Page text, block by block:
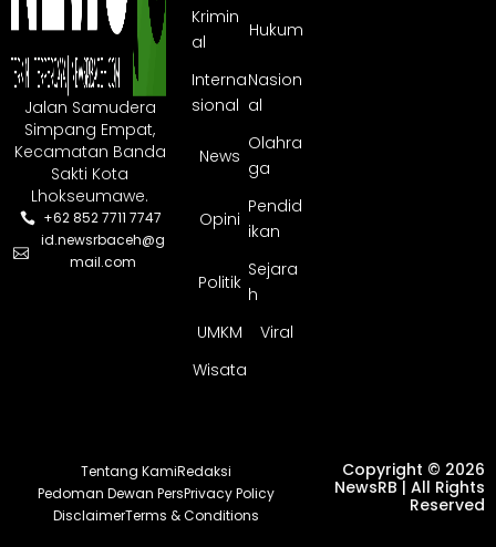
Jalan Samudera
Simpang Empat,
Kecamatan Banda
Sakti Kota
Lhokseumawe.
+62 852 7711 7747
id.newsrbaceh@g
mail.com
Krimin
al
Hukum
Interna
sional
Nasion
al
News
Olahra
ga
Opini
Pendid
ikan
Politik
Sejara
h
UMKM
Viral
Wisata
Tentang KamiRedaksi
Pedoman Dewan PersPrivacy Policy
DisclaimerTerms & Conditions
Copyright © 2026
NewsRB | All Rights
Reserved